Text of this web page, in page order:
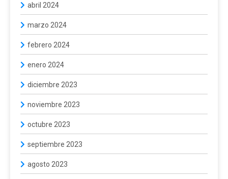
abril 2024
marzo 2024
febrero 2024
enero 2024
diciembre 2023
noviembre 2023
octubre 2023
septiembre 2023
agosto 2023